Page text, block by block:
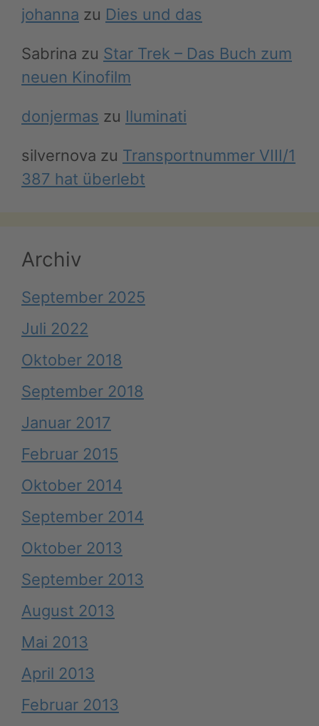
johanna zu Dies und das
Sabrina zu Star Trek – Das Buch zum
neuen Kinofilm
donjermas zu Iluminati
silvernova zu Transportnummer VIII/1
387 hat überlebt
Archiv
September 2025
Juli 2022
Oktober 2018
September 2018
Januar 2017
Februar 2015
Oktober 2014
September 2014
Oktober 2013
September 2013
August 2013
Mai 2013
April 2013
Februar 2013